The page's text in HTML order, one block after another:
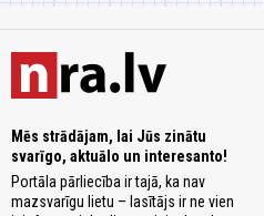
Mēs strādājam, lai Jūs zinātu
svarīgo, aktuālo un interesanto!
Portāla pārliecība ir tajā, ka nav
mazsvarīgu lietu – lasītājs ir ne vien